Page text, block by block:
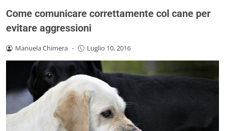
Come comunicare correttamente col cane per
evitare aggressioni
Manuela Chimera - Luglio 10, 2016